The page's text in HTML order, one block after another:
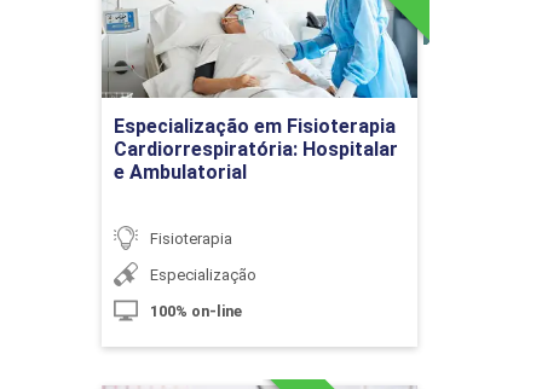
Abordagem Fisioterapêutica dos
Idosos Portadores de Incontinência
Urinária
10h
Hiperativa e Neurogênica
Especialização em Fisioterapia
Cardiorrespiratória: Hospitalar
e Ambulatorial
Fisioterapia
Especialização
100% on-line
Detalhes do curso
Ir para Inscrição